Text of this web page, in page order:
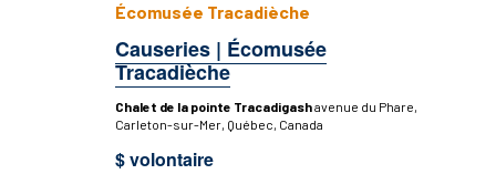
Causeries | Écomusée
Tracadièche
Écomusée Tracadièche
Chalet de la pointe Tracadigashavenue du Phare,
Carleton-sur-Mer, Québec, Canada
$ volontaire